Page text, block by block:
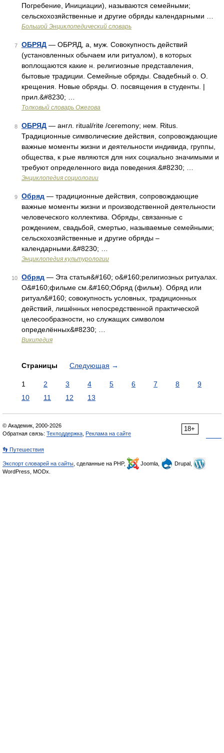
Погребение, Инициации), называются семейными;
сельскохозяйственные и другие обряды календарными …
Большой Энциклопедический словарь
7 ОБРЯД — ОБРЯД, а, муж. Совокупность действий
(установленных обычаем или ритуалом), в которых
воплощаются какие н. религиозные представления,
бытовые традиции. Семейные обряды. Свадебный о. О.
крещения. Новые обряды. О. посвящения в студенты. |
прил.&#8230; …
Толковый словарь Ожегова
8 ОБРЯД — англ. ritual/rite /ceremony; нем. Ritus.
Традиционные символические действия, сопровождающие
важные моменты жизни и деятельности индивида, группы,
общества, к рые являются для них социально значимыми и
требуют определенного вида поведения.&#8230; …
Энциклопедия социологии
9 Обряд — традиционные действия, сопровождающие
важные моменты жизни и производственной деятельности
человеческого коллектива. Обряды, связанные с
рождением, свадьбой, смертью, называемые семейными;
сельскохозяйственные и другие обряды –
календарными.&#8230; …
Энциклопедия культурологии
10 Обряд — Эта статья&#160; о&#160;религиозных ритуалах.
О&#160;фильме см.&#160;Обряд (фильм). Обряд или
ритуал&#160; совокупность условных, традиционных
действий, лишённых непосредственной практической
целесообразности, но служащих символом
определённых&#8230; …
Википедия
Страницы Следующая →
1 2 3 4 5 6 7 8
9
10
11 12 13
18+
© Академик, 2000-2026
Обратная связь: Техподдержка Реклама на сайте
👣 Путешествия
Экспорт словарей на сайты , сделанные на PHP, Joomla,
Drupal,
WordPress, MODx.